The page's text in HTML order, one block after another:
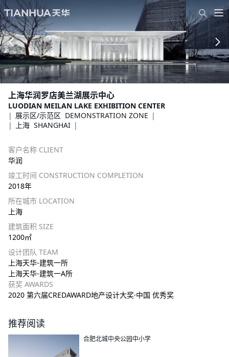
上海华润罗店美兰湖展示中心
LUODIAN MEILAN LAKE EXHIBITION CENTER
展示区/示范区 DEMONSTRATION ZONE
上海 SHANGHAI
客户名称 CLIENT
华润
竣工时间 CONSTRUCTION COMPLETION
2018年
所在城市 LOCATION
上海
建筑面积 SIZE
1200㎡
设计团队 TEAM
上海天华-建筑一所
上海天华-建筑一A所
获奖 AWARDS
2020 第六届CREDAWARD地产设计大奖·中国 优秀奖
推荐阅读
合肥北城中央公园中小学